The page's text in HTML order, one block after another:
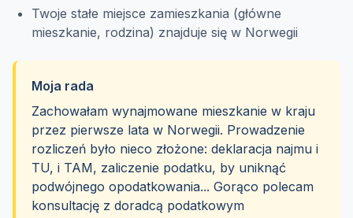
Twoje stałe miejsce zamieszkania (główne
mieszkanie, rodzina) znajduje się w Norwegii
Moja rada
Zachowałam wynajmowane mieszkanie w kraju
przez pierwsze lata w Norwegii. Prowadzenie
rozliczeń było nieco złożone: deklaracja najmu i
TU, i TAM, zaliczenie podatku, by uniknąć
podwójnego opodatkowania... Gorąco polecam
konsultację z doradcą podatkowym